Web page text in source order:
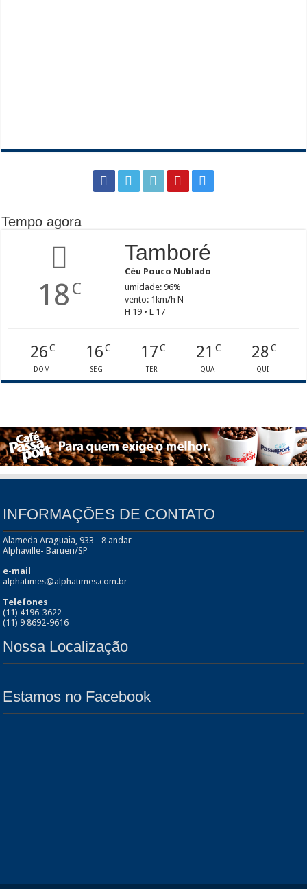
Tempo agora
18 C
Tamboré
Céu Pouco Nublado
umidade: 96%
vento: 1km/h N
H 19 • L 17
26C
DOM
16C
SEG
17 C
TER
21 C
QUA
28C
QUI
INFORMAÇÕES DE CONTATO
Alameda Araguaia, 933 - 8 andar
Alphaville- Barueri/SP
e-mail
alphatimes@alphatimes.com.br
Telefones
(11) 4196-3622
(11) 9 8692-9616
Nossa Localização
Estamos no Facebook